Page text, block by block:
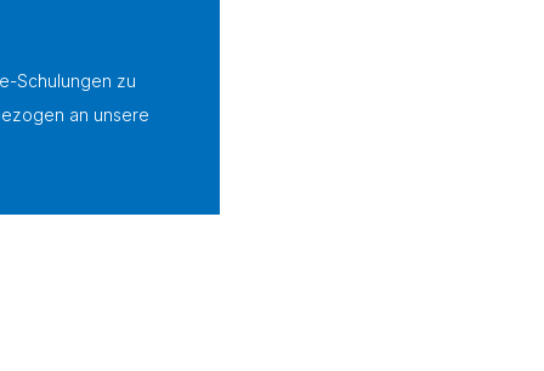
Schulungen zu
an unsere